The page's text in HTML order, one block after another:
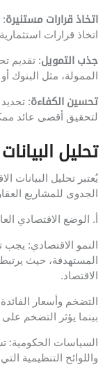
اتخاذ قرارات مستنيرة:
اتخاذ قرارات
جذب التمويل: تقديم
الممولة، مثل البنوك
تحسين الكفاءة:
لتحقيق أقصى عائد
تحليل
يُعتبر تحليل البيانات
الجدوى للمشاريع
أ. الوضع الاقتصادي
النمو الاقتصادي: يجب
المستهدفة، حيث
الاقتصاد.
التضخم وأسعار
بينما يؤثر التضخم على
السياسات الحكومية:
واللوائح التنظيمية